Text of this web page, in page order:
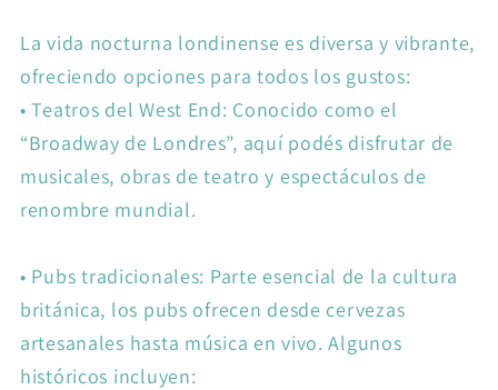
La vida nocturna londinense es diversa y vibrante,
ofreciendo opciones para todos los gustos:
• Teatros del West End: Conocido como el
“Broadway de Londres”, aquí podés disfrutar de
musicales, obras de teatro y espectáculos de
renombre mundial.
• Pubs tradicionales: Parte esencial de la cultura
británica, los pubs ofrecen desde cervezas
artesanales hasta música en vivo. Algunos
históricos incluyen: